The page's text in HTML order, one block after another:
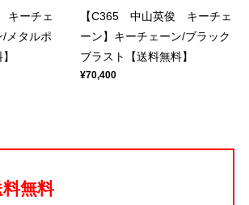
キーチェ
/メタルポ
【C365 中山英俊 キーチェ
ーン】キーチェーン/ブラック
ブラスト【送料無料】
¥70,400
無料